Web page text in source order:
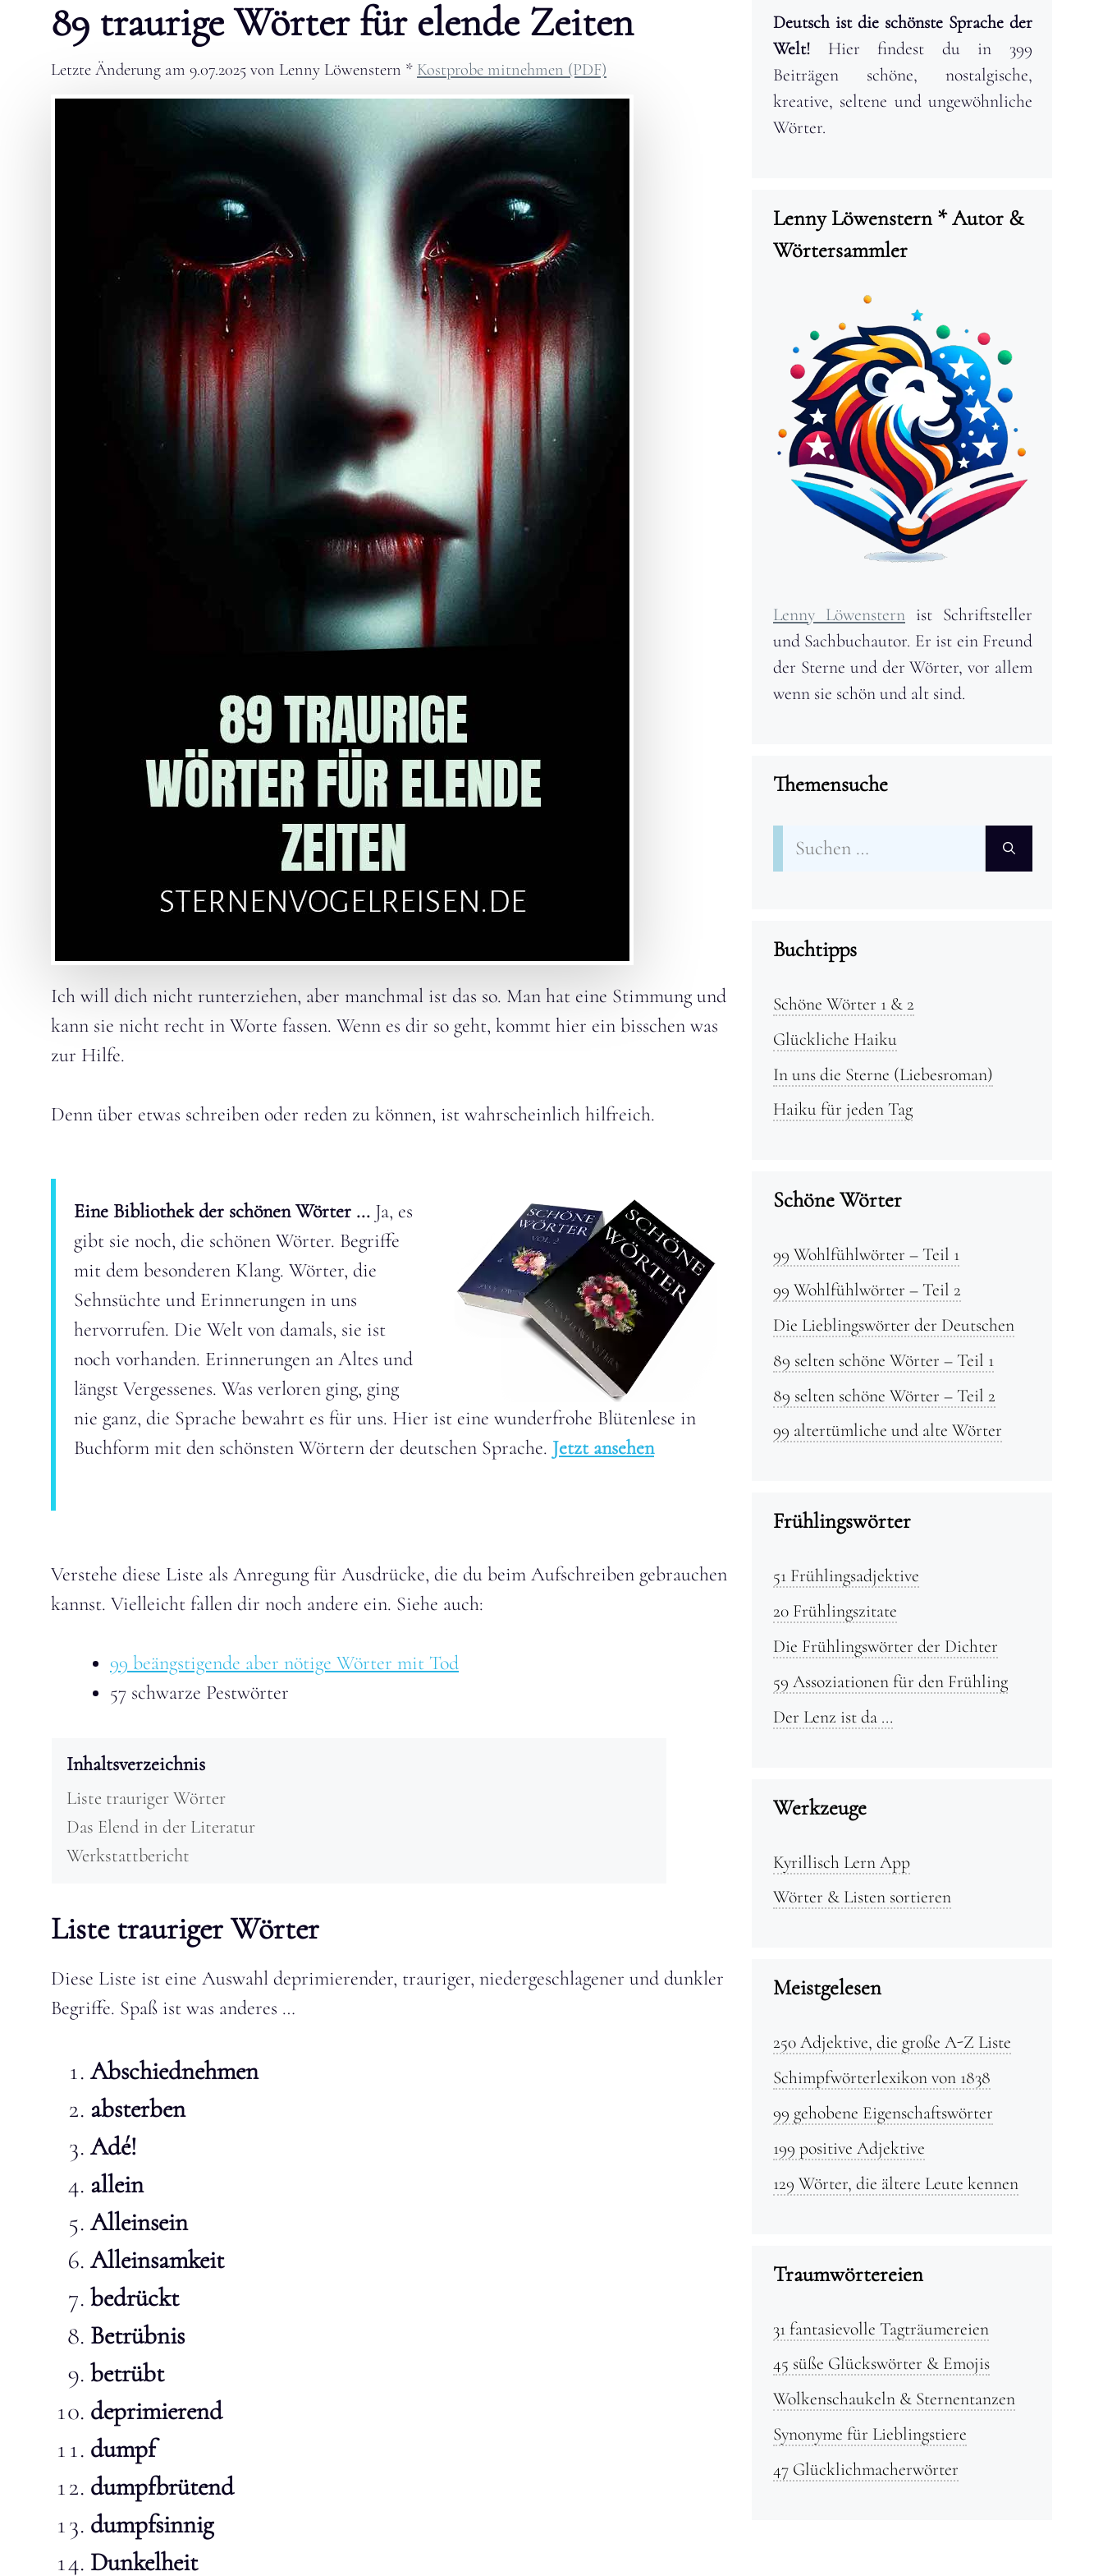
89 traurige Wörter für elende Zeiten
Letzte Änderung am 9.07.2025 von Lenny Löwenstern * Kostprobe mitnehmen (PDF)
Ich will dich nicht runterziehen, aber manchmal ist das so. Man hat eine Stimmung und
kann sie nicht recht in Worte fassen. Wenn es dir so geht, kommt hier ein bisschen was
zur Hilfe.
Denn über etwas schreiben oder reden zu können, ist wahrscheinlich hilfreich.
Eine Bibliothek der schönen Wörter ... Ja, es
gibt sie noch, die schönen Wörter. Begriffe
mit dem besonderen Klang. Wörter, die
Sehnsüchte und Erinnerungen in uns
hervorrufen. Die Welt von damals, sie ist
noch vorhanden. Erinnerungen an Altes und
längst Vergessenes. Was verloren ging, ging
nie ganz, die Sprache bewahrt es für uns. Hier ist eine wunderfrohe Blütenlese in
Buchform mit den schönsten Wörtern der deutschen Sprache. Jetzt ansehen
Verstehe diese Liste als Anregung für Ausdrücke, die du beim Aufschreiben gebrauchen
kannst. Vielleicht fallen dir noch andere ein. Siehe auch:
99 beängstigende aber nötige Wörter mit Tod
57 schwarze Pestwörter
Inhaltsverzeichnis
Liste trauriger Wörter
Das Elend in der Literatur
Werkstattbericht
Liste trauriger Wörter
Diese Liste ist eine Auswahl deprimierender, trauriger, niedergeschlagener und dunkler
Begriffe. Spaß ist was anderes …
Abschiednehmen
absterben
Adé!
allein
Alleinsein
Al­lein­sam­keit
bedrückt
Betrübnis
betrübt
deprimierend
dumpf
dumpfbrütend
dumpfsinnig
Dunkelheit
Deutsch ist die schönste Sprache der
Welt! Hier findest du in 399
Beiträgen schöne, nostalgische,
kreative, seltene und ungewöhnliche
Wörter.
Lenny Löwenstern * Autor &
Wörtersammler
Lenny Löwenstern ist Schriftsteller
und Sachbuchautor. Er ist ein Freund
der Sterne und der Wörter, vor allem
wenn sie schön und alt sind.
Themensuche
Suchen
nach:
Buchtipps
Schöne Wörter 1 & 2
Glückliche Haiku
In uns die Sterne (Liebesroman)
Haiku für jeden Tag
Schöne Wörter
99 Wohlfühlwörter – Teil 1
99 Wohlfühlwörter – Teil 2
Die Lieblingswörter der Deutschen
89 selten schöne Wörter – Teil 1
89 selten schöne Wörter – Teil 2
99 altertümliche und alte Wörter
Frühlingswörter
51 Frühlingsadjektive
20 Frühlingszitate
Die Frühlingswörter der Dichter
59 Assoziationen für den Frühling
Der Lenz ist da …
Werkzeuge
Kyrillisch Lern App
Wörter & Listen sortieren
Meistgelesen
250 Adjektive, die große A-Z Liste
Schimpfwörterlexikon von 1838
99 gehobene Eigenschaftswörter
199 positive Adjektive
129 Wörter, die ältere Leute kennen
Traumwörtereien
31 fantasievolle Tagträumereien
45 süße Glückswörter & Emojis
Wolkenschaukeln & Sternentanzen
Synonyme für Lieblingstiere
47 Glücklichmacherwörter